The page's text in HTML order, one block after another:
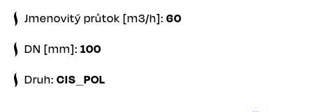
Jmenovitý průtok [m3/h]: 60
DN [mm]: 100
Druh: CIS_POL